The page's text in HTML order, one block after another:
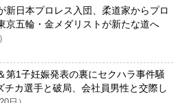
新日本プロレス入団、柔道家からプロ
京五輪・金メダリストが新たな道へ
第1子妊娠発表の裏にセクハラ事件騒
チカ選手と破局、会社員男性と交際し